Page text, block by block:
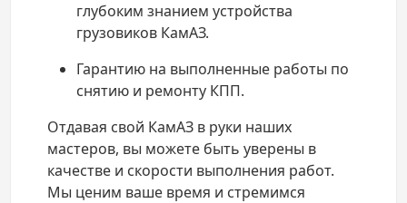
глубоким знанием устройства
грузовиков КамАЗ.
Гарантию на выполненные работы по
снятию и ремонту КПП.
Отдавая свой КамАЗ в руки наших
мастеров, вы можете быть уверены в
качестве и скорости выполнения работ.
Мы ценим ваше время и стремимся